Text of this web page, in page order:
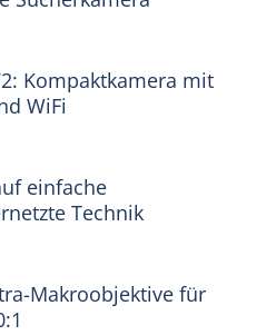
Kompaktkamera mit
WiFi
einfache
Technik
Makroobjektive für